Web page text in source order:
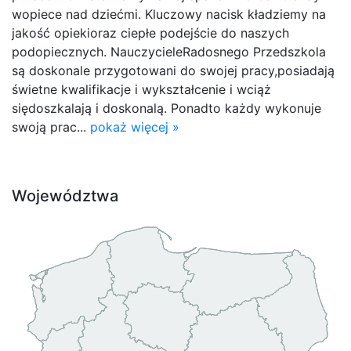
wopiece nad dziećmi. Kluczowy nacisk kładziemy na
jakość opiekioraz ciepłe podejście do naszych
podopiecznych. NauczycieleRadosnego Przedszkola
są doskonale przygotowani do swojej pracy,posiadają
świetne kwalifikacje i wykształcenie i wciąż
siędoszkalają i doskonalą. Ponadto każdy wykonuje
swoją prac... pokaż więcej »
Województwa